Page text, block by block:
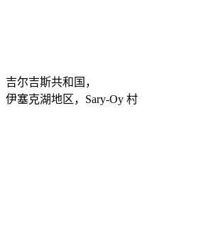
吉尔吉斯共和国，
伊塞克湖地区，Sary-Oy 村